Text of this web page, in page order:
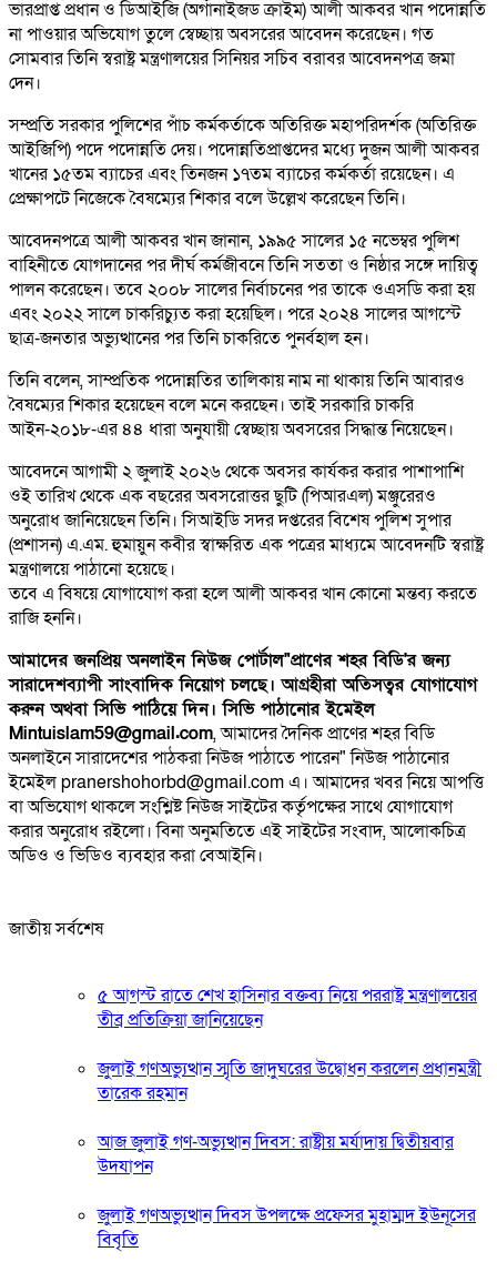
ভারপ্রাপ্ত প্রধান ও ডিআইজি (অর্গানাইজড ক্রাইম) আলী আকবর খান পদোন্নতি
না পাওয়ার অভিযোগ তুলে স্বেচ্ছায় অবসরের আবেদন করেছেন। গত
সোমবার তিনি স্বরাষ্ট্র মন্ত্রণালয়ের সিনিয়র সচিব বরাবর আবেদনপত্র জমা
দেন।
সম্প্রতি সরকার পুলিশের পাঁচ কর্মকর্তাকে অতিরিক্ত মহাপরিদর্শক (অতিরিক্ত
আইজিপি) পদে পদোন্নতি দেয়। পদোন্নতিপ্রাপ্তদের মধ্যে দুজন আলী আকবর
খানের ১৫তম ব্যাচের এবং তিনজন ১৭তম ব্যাচের কর্মকর্তা রয়েছেন। এ
প্রেক্ষাপটে নিজেকে বৈষম্যের শিকার বলে উল্লেখ করেছেন তিনি।
আবেদনপত্রে আলী আকবর খান জানান, ১৯৯৫ সালের ১৫ নভেম্বর পুলিশ
বাহিনীতে যোগদানের পর দীর্ঘ কর্মজীবনে তিনি সততা ও নিষ্ঠার সঙ্গে দায়িত্ব
পালন করেছেন। তবে ২০০৮ সালের নির্বাচনের পর তাকে ওএসডি করা হয়
এবং ২০২২ সালে চাকরিচ্যুত করা হয়েছিল। পরে ২০২৪ সালের আগস্টে
ছাত্র-জনতার অভ্যুত্থানের পর তিনি চাকরিতে পুনর্বহাল হন।
তিনি বলেন, সাম্প্রতিক পদোন্নতির তালিকায় নাম না থাকায় তিনি আবারও
বৈষম্যের শিকার হয়েছেন বলে মনে করছেন। তাই সরকারি চাকরি
আইন-২০১৮-এর ৪৪ ধারা অনুযায়ী স্বেচ্ছায় অবসরের সিদ্ধান্ত নিয়েছেন।
আবেদনে আগামী ২ জুলাই ২০২৬ থেকে অবসর কার্যকর করার পাশাপাশি
ওই তারিখ থেকে এক বছরের অবসরোত্তর ছুটি (পিআরএল) মঞ্জুরেরও
অনুরোধ জানিয়েছেন তিনি। সিআইডি সদর দপ্তরের বিশেষ পুলিশ সুপার
(প্রশাসন) এ.এম. হুমায়ুন কবীর স্বাক্ষরিত এক পত্রের মাধ্যমে আবেদনটি স্বরাষ্ট্র
মন্ত্রণালয়ে পাঠানো হয়েছে।
তবে এ বিষয়ে যোগাযোগ করা হলে আলী আকবর খান কোনো মন্তব্য করতে
রাজি হননি।
আমাদের জনপ্রিয় অনলাইন নিউজ পোর্টাল"প্রাণের শহর বিডি'র জন্য
সারাদেশব্যাপী সাংবাদিক নিয়োগ চলছে। আগ্রহীরা অতিসত্বর যোগাযোগ
করুন অথবা সিভি পাঠিয়ে দিন। সিভি পাঠানোর ইমেইল
Mintuislam59@gmail.com, আমাদের দৈনিক প্রাণের শহর বিডি
অনলাইনে সারাদেশের পাঠকরা নিউজ পাঠাতে পারেন" নিউজ পাঠানোর
ইমেইল pranershohorbd@gmail.com এ। আমাদের খবর নিয়ে আপত্তি
বা অভিযোগ থাকলে সংশ্লিষ্ট নিউজ সাইটের কর্তৃপক্ষের সাথে যোগাযোগ
করার অনুরোধ রইলো। বিনা অনুমতিতে এই সাইটের সংবাদ, আলোকচিত্র
অডিও ও ভিডিও ব্যবহার করা বেআইনি।
জাতীয় সর্বশেষ
৫ আগস্ট রাতে শেখ হাসিনার বক্তব্য নিয়ে পররাষ্ট্র মন্ত্রণালয়ের
তীব্র প্রতিক্রিয়া জানিয়েছেন
জুলাই গণঅভ্যুত্থান স্মৃতি জাদুঘরের উদ্বোধন করলেন প্রধানমন্ত্রী
তারেক রহমান
আজ জুলাই গণ-অভ্যুত্থান দিবস: রাষ্ট্রীয় মর্যাদায় দ্বিতীয়বার
উদযাপন
জুলাই গণঅভ্যুত্থান দিবস উপলক্ষে প্রফেসর মুহাম্মদ ইউনূসের
বিবৃতি